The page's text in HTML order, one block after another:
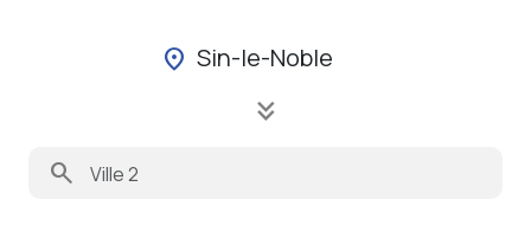
location_on Sin-le-Noble
keyboard_double_arrow_down
search